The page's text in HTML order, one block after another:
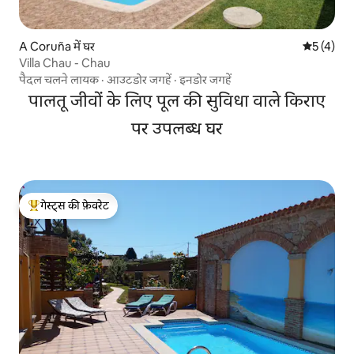
A Coruña में घर औसत रेटिंग
5 (4)
Villa Chau - Chau
पैदल चलने लायक· आउटडोर जगहें ·इनडोर जगहें
पालतू जीवों के लिए पूल की सुविधा वाले किराए
पर उपलब्ध घर
गेस्ट्स का टॉप फ़ेवरेट
गेस्ट्स की फ़ेवरेट